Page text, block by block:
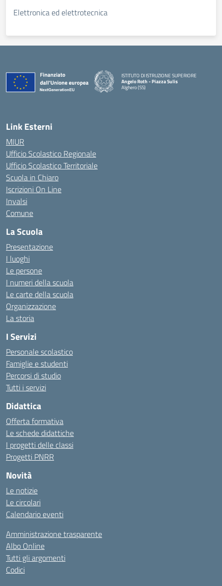
Elettronica ed elettrotecnica
ISTITUTO DI ISTRUZIONE SUPERIORE
Angelo Roth - Piazza Sulis
Alghero (SS)
— Visita la pagina iniziale della scuola
Link Esterni
MIUR
Ufficio Scolastico Regionale
Ufficio Scolastico Territoriale
Scuola in Chiaro
Iscrizioni On Line
Invalsi
Comune
La Scuola
Presentazione
I luoghi
Le persone
I numeri della scuola
Le carte della scuola
Organizzazione
La storia
I Servizi
Personale scolastico
Famiglie e studenti
Percorsi di studio
Tutti i servizi
Didattica
Offerta formativa
Le schede didattiche
I progetti delle classi
Progetti PNRR
Novità
Le notizie
Le circolari
Calendario eventi
Amministrazione trasparente
Albo Online
Tutti gli argomenti
Codici